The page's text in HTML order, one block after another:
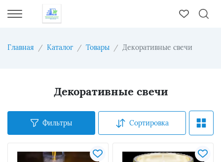
Главная Каталог Товары Декоративные свечи
Декоративные свечи
Фильтры Сортировка